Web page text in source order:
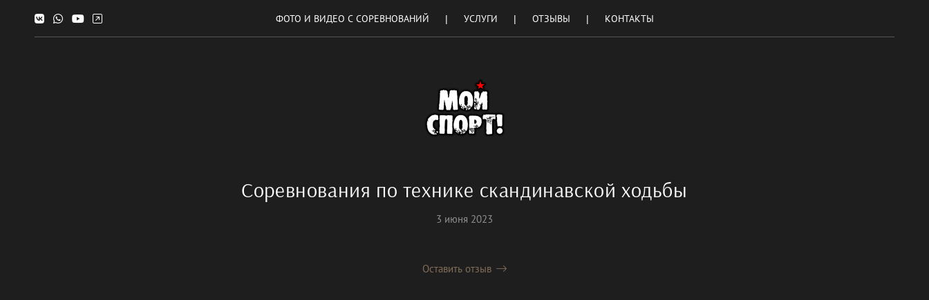
ФОТО И ВИДЕО С СОРЕВНОВАНИЙ УСЛУГИ ОТЗЫВЫ КОНТАКТЫ
Соревнования по технике скандинавской ходьбы
3 июня 2023
Оставить отзыв